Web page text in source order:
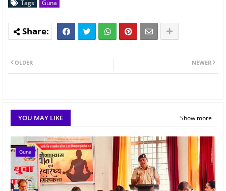
Tags Guna
NEWER
OLDER
YOU MAY LIKE Show more
Guna